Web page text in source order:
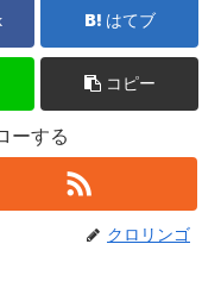
はてブ
コピー
ーする
クロリンゴ